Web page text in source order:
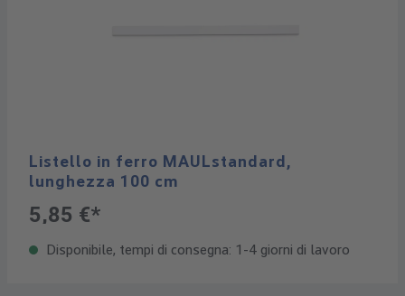
Listello in ferro MAULstandard,
lunghezza 100 cm
5,85 €*
Disponibile, tempi di consegna: 1-4 giorni di lavoro